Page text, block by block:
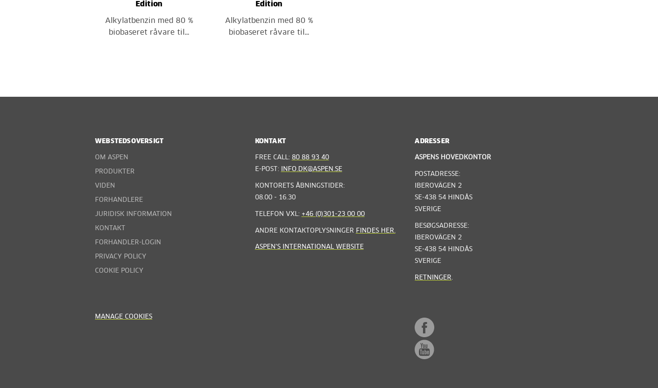
Edition
Alkylatbenzin med 80 %
biobaseret råvare til…
Edition
Alkylatbenzin med 80 %
biobaseret råvare til…
WEBSTEDSOVERSIGT
OM ASPEN
PRODUKTER
VIDEN
FORHANDLERE
JURIDISK INFORMATION
KONTAKT
FORHANDLER-LOGIN
PRIVACY POLICY
COOKIE POLICY
MANAGE COOKIES
KONTAKT
FREE CALL: 80 88 93 40
E-POST:
INFO.DK@ASPEN.SE
KONTORETS ÅBNINGSTIDER:
08.00 - 16.30
TELEFON VXL: +46 (0)301-23 00 00
ANDRE KONTAKTOPLYSNINGER FINDES HER.
ASPEN'S INTERNATIONAL WEBSITE
ADRESSER
ASPENS HOVEDKONTOR
POSTADRESSE:
IBEROVÄGEN 2
SE-438 54 HINDÅS
SVERIGE
BESØGSADRESSE:
IBEROVÄGEN 2
SE-438 54 HINDÅS
SVERIGE
RETNINGER